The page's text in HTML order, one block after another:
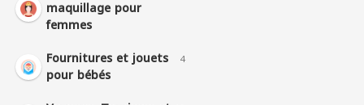
maquillage pour
femmes
Fournitures et jouets
pour bébés
4